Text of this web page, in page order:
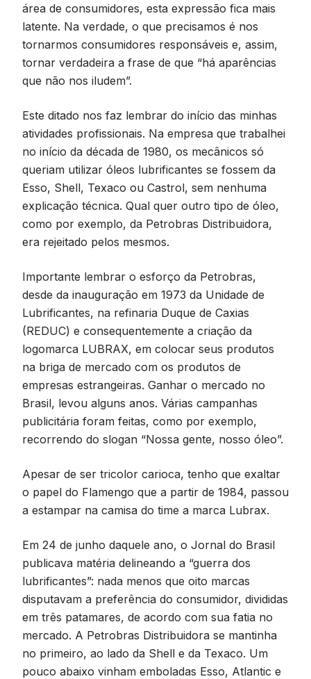
área de consumidores, esta expressão fica mais
latente. Na verdade, o que precisamos é nos
tornarmos consumidores responsáveis e, assim,
tornar verdadeira a frase de que “há aparências
que não nos iludem”.
Este ditado nos faz lembrar do início das minhas
atividades profissionais. Na empresa que trabalhei
no início da década de 1980, os mecânicos só
queriam utilizar óleos lubrificantes se fossem da
Esso, Shell, Texaco ou Castrol, sem nenhuma
explicação técnica. Qual quer outro tipo de óleo,
como por exemplo, da Petrobras Distribuidora,
era rejeitado pelos mesmos.
Importante lembrar o esforço da Petrobras,
desde da inauguração em 1973 da Unidade de
Lubrificantes, na refinaria Duque de Caxias
(REDUC) e consequentemente a criação da
logomarca LUBRAX, em colocar seus produtos
na briga de mercado com os produtos de
empresas estrangeiras. Ganhar o mercado no
Brasil, levou alguns anos. Várias campanhas
publicitária foram feitas, como por exemplo,
recorrendo do slogan “Nossa gente, nosso óleo”.
Apesar de ser tricolor carioca, tenho que exaltar
o papel do Flamengo que a partir de 1984, passou
a estampar na camisa do time a marca Lubrax.
Em 24 de junho daquele ano, o Jornal do Brasil
publicava matéria delineando a “guerra dos
lubrificantes”: nada menos que oito marcas
disputavam a preferência do consumidor, divididas
em três patamares, de acordo com sua fatia no
mercado. A Petrobras Distribuidora se mantinha
no primeiro, ao lado da Shell e da Texaco. Um
pouco abaixo vinham emboladas Esso, Atlantic e